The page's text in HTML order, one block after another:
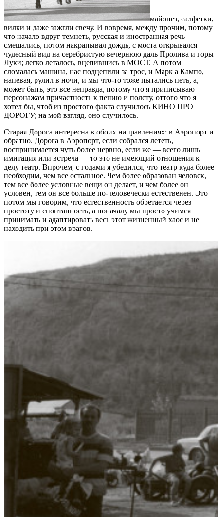
майонез, салфетки,
вилки и даже зажгли свечу. И вовремя, между прочим, потому
что начало вдруг темнеть, русская и иностранная речь
смешались, потом накрапывал дождь, с моста открывался
чудесный вид на серебристую вечернюю даль Пролива и горы
Луки; легко леталось, вцепившись в МОСТ. А потом
сломалась машина, нас подцепили за трос, и Марк а Кампо,
напевая, рулил в ночи, и мы что-то тоже пытались петь, а,
может быть, это все неправда, потому что я приписываю
персонажам причастность к пению и полету, оттого что я
хотел бы, чтоб из простого факта случилось КИНО ПРО
ДОРОГУ; на мой взгляд, оно случилось.
Старая Дорога интересна в обоих направлениях: в Аэропорт и
обратно. Дорога в Аэропорт, если собрался лететь,
воспринимается чуть более нервно, если же — всего лишь
имитация или встреча — то это не имеющий отношения к
делу театр. Впрочем, с годами я убедился, что театр куда более
необходим, чем все остальное. Чем более образован человек,
тем все более условные вещи он делает, и чем более он
условен, тем он все больше по-человечески естественен. Это
потом мы говорим, что естественность обретается через
простоту и спонтанность, а поначалу мы просто учимся
принимать и адаптировать весь этот жизненный хаос и не
находить при этом врагов.